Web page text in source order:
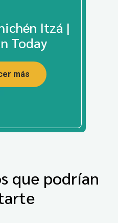
Itzá |
Today
más
que podrían